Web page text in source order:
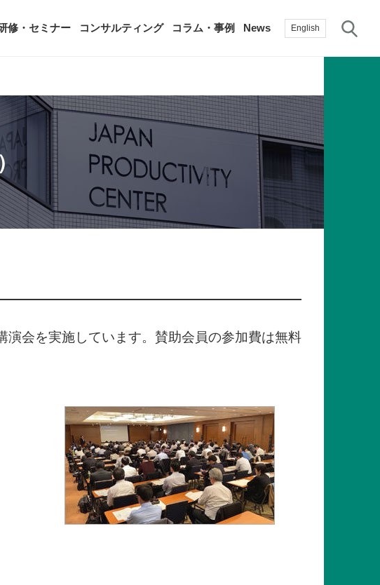
English
修・セミナー コンサルティング コラム・事例 News
過去の活動実績
生産性新聞
綱領・宣言集
生産性白書
）
研究・提言
自治体に関する調査研究・提言
その他の調査研究・提言
賛助会員
採用情報
書籍
手帳
ナー
企業内研修）
補について
会を実施しています。賛助会員の参加費は無料